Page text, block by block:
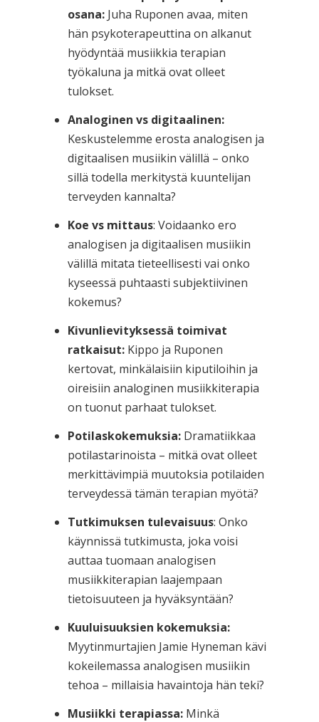
osana: Juha Ruponen avaa, miten
hän psykoterapeuttina on alkanut
hyödyntää musiikkia terapian
työkaluna ja mitkä ovat olleet
tulokset.
Analoginen vs digitaalinen:
Keskustelemme erosta analogisen ja
digitaalisen musiikin välillä – onko
sillä todella merkitystä kuuntelijan
terveyden kannalta?
Koe vs mittaus: Voidaanko ero
analogisen ja digitaalisen musiikin
välillä mitata tieteellisesti vai onko
kyseessä puhtaasti subjektiivinen
kokemus?
Kivunlievityksessä toimivat
ratkaisut:Kippo ja Ruponen
kertovat, minkälaisiin kiputiloihin ja
oireisiin analoginen musiikkiterapia
on tuonut parhaat tulokset.
Potilaskokemuksia:Dramatiikkaa
potilastarinoista – mitkä ovat olleet
merkittävimpiä muutoksia potilaiden
terveydessä tämän terapian myötä?
Tutkimuksen tulevaisuus: Onko
käynnissä tutkimusta, joka voisi
auttaa tuomaan analogisen
musiikkiterapian laajempaan
tietoisuuteen ja hyväksyntään?
Kuuluisuuksien kokemuksia:
Myytinmurtajien Jamie Hyneman kävi
kokeilemassa analogisen musiikin
tehoa – millaisia havaintoja hän teki?
Musiikki terapiassa: Minkä